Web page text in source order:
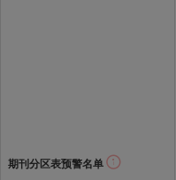
期刊分区表预警名单